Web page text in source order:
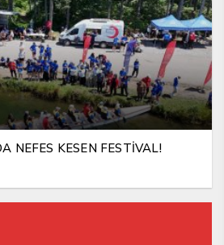
NEFES KESEN FESTİVAL!